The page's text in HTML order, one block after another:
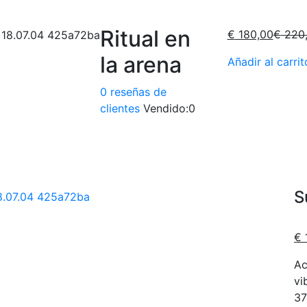
Ritual en
la arena
0 reseñas de
clientes Vendido:0
€ 180,00El
actual
€
Añadir al
€